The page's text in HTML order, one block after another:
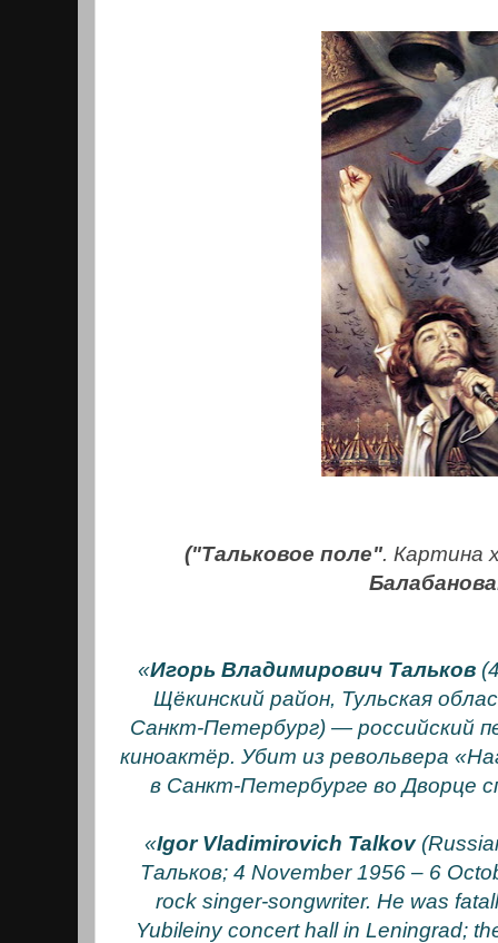
("Тальковое поле". Картина
«Игорь Владимирович Тальков
Щёкинский район, Тульская
Санкт-Петербург) — российский
киноактёр. Убит из револьвера
в Санкт-Петербурге во Дворце
«Igor Vladimirovich Talkov
Тальков; 4 November 1956 – 6
rock singer-songwriter. He was
Yubileiny concert hall in Leningrad;